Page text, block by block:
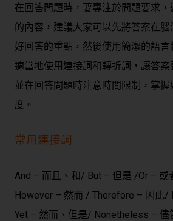
在回答問題時，要專注於問題要求
的內容，建議大家可以先將答案在
好回答的重點，然後使用簡潔的語
適當地使用連接詞和轉折詞，讓答案
並在回答問題時注意時間限制，掌
度。
常用連接詞
And – 而且、和/ But – 但是 /Or – 或
However – 然而 / Therefore – 因此/
Yet – 然而、但是/ Nonetheless –